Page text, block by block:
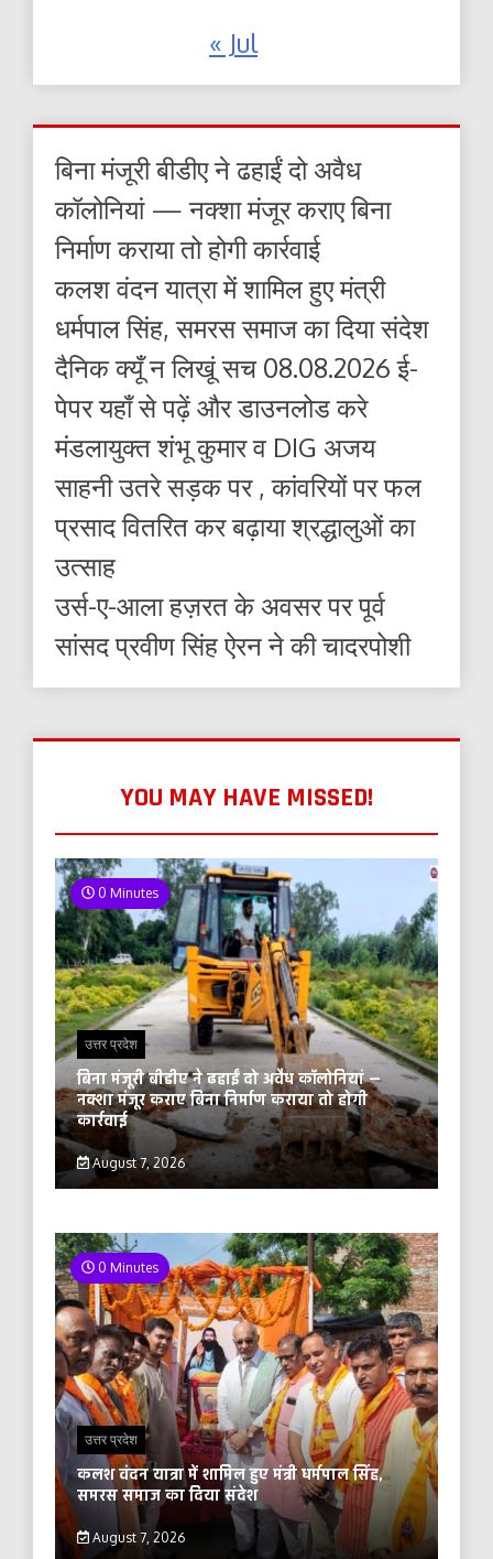
« Jul
बिना मंजूरी बीडीए ने ढहाईं दो अवैध
कॉलोनियां — नक्शा मंजूर कराए बिना
निर्माण कराया तो होगी कार्रवाई
कलश वंदन यात्रा में शामिल हुए मंत्री
धर्मपाल सिंह, समरस समाज का दिया संदेश
दैनिक क्यूँ न लिखूं सच 08.08.2026 ई-
पेपर यहाँ से पढ़ें और डाउनलोड करे
मंडलायुक्त शंभू कुमार व DIG अजय
साहनी उतरे सड़क पर , कांवरियों पर फल
प्रसाद वितरित कर बढ़ाया श्रद्धालुओं का
उत्साह
उर्स-ए-आला हज़रत के अवसर पर पूर्व
सांसद प्रवीण सिंह ऐरन ने की चादरपोशी
YOU MAY HAVE MISSED!
0 Minutes
उत्तर प्रदेश
बिना मंजूरी बीडीए ने ढहाईं दो अवैध कॉलोनियां —
नक्शा मंजूर कराए बिना निर्माण कराया तो होगी
कार्रवाई
August 7, 2026
0 Minutes
उत्तर प्रदेश
कलश वंदन यात्रा में शामिल हुए मंत्री धर्मपाल सिंह,
समरस समाज का दिया संदेश
August 7, 2026